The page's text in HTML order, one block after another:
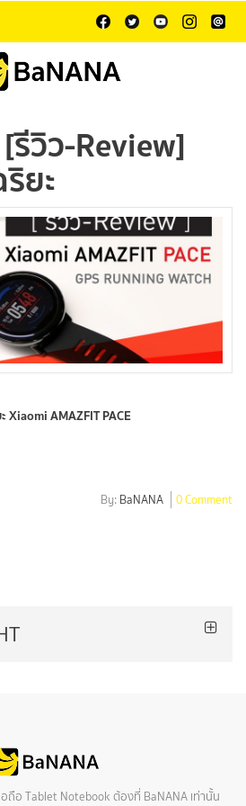
[รีวิว-Review]
ยะ
AMAZFIT PACE
By: BaNANA 0 Comment
อ Tablet Notebook ต้องที่ BaNANA เท่านั้น